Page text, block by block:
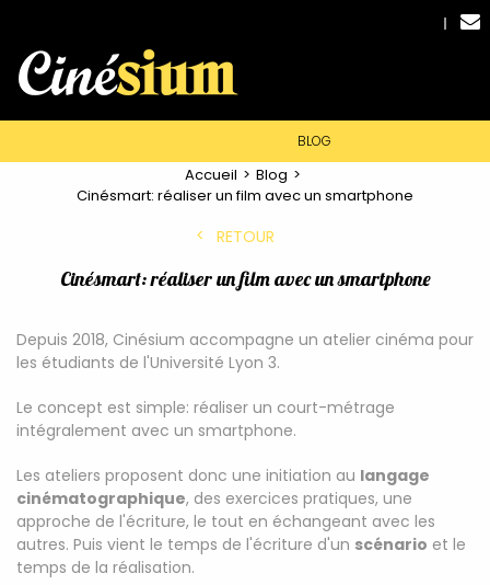
BLOG
Accueil
Blog
Cinésmart: réaliser un film avec un smartphone
RETOUR
Cinésmart: réaliser un film avec un smartphone
Depuis 2018, Cinésium accompagne un atelier cinéma pour
les étudiants de l'Université Lyon 3.
Le concept est simple: réaliser un court-métrage
intégralement avec un smartphone.
Les ateliers proposent donc une initiation au langage
cinématographique, des exercices pratiques, une
approche de l'écriture, le tout en échangeant avec les
autres. Puis vient le temps de l'écriture d'un scénario et le
temps de la réalisation.